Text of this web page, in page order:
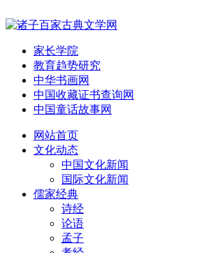
家长学院
教育趋势研究
中华书画网
中国收藏证书查询网
中国童话故事网
网站首页
文化动态
中国文化新闻
国际文化新闻
儒家经典
诗经
论语
孟子